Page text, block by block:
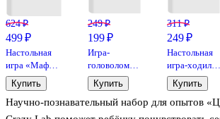
Научно-познавательный набор для опытов
624 ₽
499 ₽
Настольная
игра «Мафия
Вся семья в
сборе»,
Hobby World
Купить
249 ₽
199 ₽
Игра-
головоломка
двусторонний
лабиринт,
7х7х1,5 см
Купить
311 ₽
249 ₽
Настольная
игра-ходилка
«Сокровища
фараона»,
Дрофа-
Медиа
Купить